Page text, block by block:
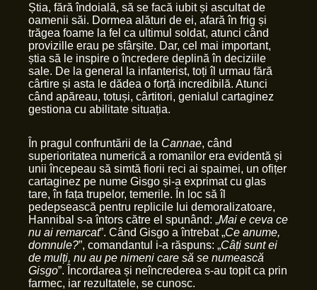
Știa, fără îndoială, să se facă iubit și ascultat de
oamenii săi. Dormea alături de ei, afară în frig și
trăgea foame la fel ca ultimul soldat, atunci când
provizille erau pe sfârșite. Dar, cel mai important,
știa să le inspire o încredere deplină în deciziile
sale. De la general la infanterist, toți îl urmau fără
cârtire și asta le dădea o forță incredibilă. Atunci
când apăreau, totuși, cârtitori, genialul cartaginez
gestiona cu abilitate situația.
În pragul confruntării de la Cannae, când
superioritatea numerică a romanilor era evidentă și
unii începeau să simtă fiorii reci ai spaimei, un ofițer
cartaginez pe nume Gisgo și-a exprimat cu glas
tare, în fața trupelor, temerile. În loc să îl
pedepsească pentru replicile lui demoralizatoare,
Hannibal s-a întors către el spunând: „Mai e ceva ce
nu ai remarcat”. Când Gisgo a întrebat „Ce anume,
domnule?”, comandantul i-a răspuns: „Câți sunt ei
de mulți, nu au pe nimeni care să se numească
Gisgo”. Încordarea și neîncrederea s-au topit ca prin
farmec, iar rezultatele, se cunosc.